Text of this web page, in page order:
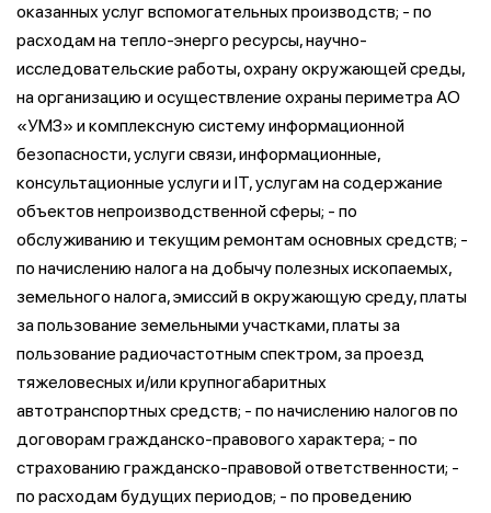
оказанных услуг вспомогательных производств; - по
расходам на тепло-энерго ресурсы, научно-
исследовательские работы, охрану окружающей среды,
на организацию и осуществление охраны периметра АО
«УМЗ» и комплексную систему информационной
безопасности, услуги связи, информационные,
консультационные услуги и IT, услугам на содержание
объектов непроизводственной сферы; - по
обслуживанию и текущим ремонтам основных средств; -
по начислению налога на добычу полезных ископаемых,
земельного налога, эмиссий в окружающую среду, платы
за пользование земельными участками, платы за
пользование радиочастотным спектром, за проезд
тяжеловесных и/или крупногабаритных
автотранспортных средств; - по начислению налогов по
договорам гражданско-правового характера; - по
страхованию гражданско-правовой ответственности; -
по расходам будущих периодов; - по проведению